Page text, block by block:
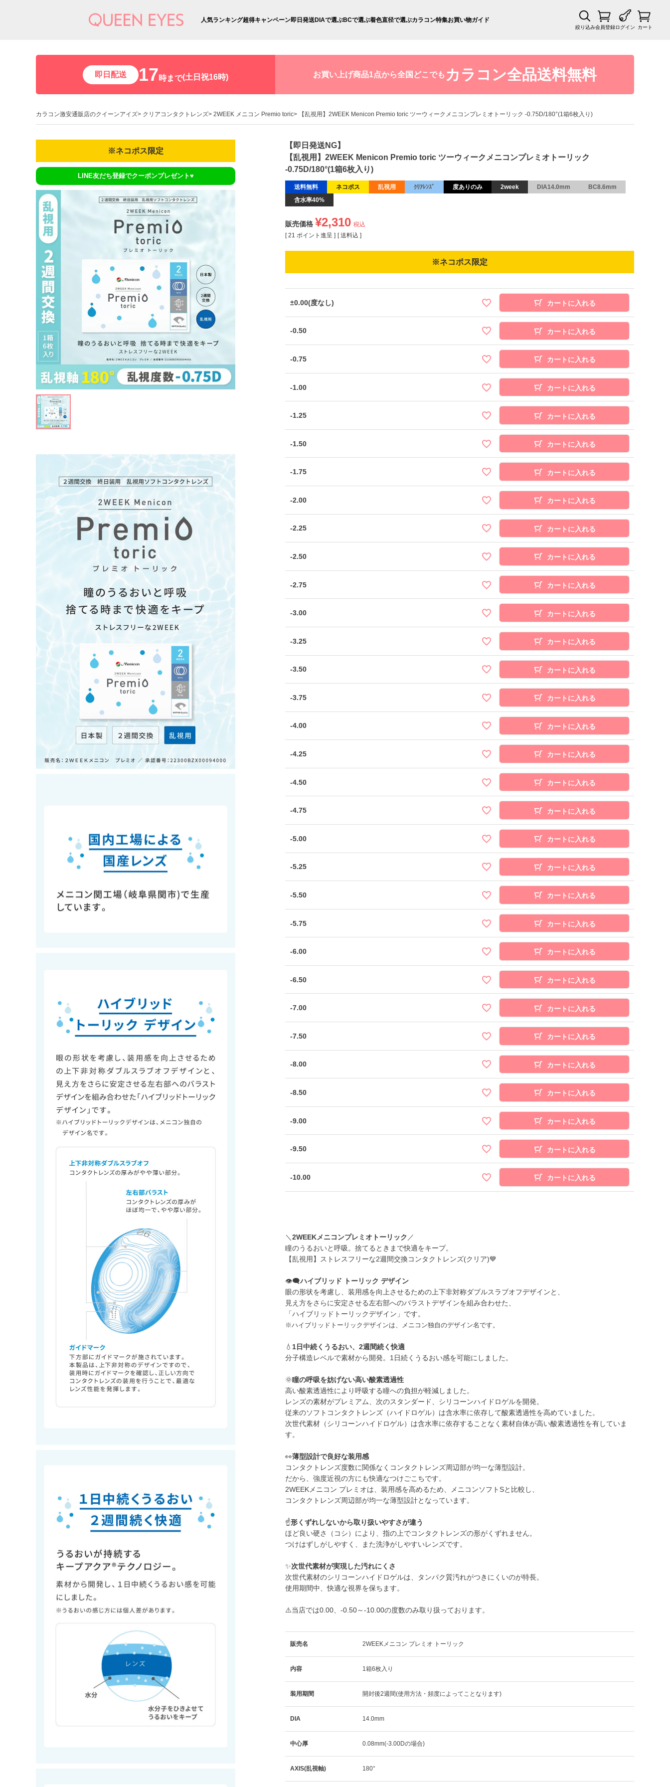
人気ランキング超得キャンペーン即日発送DIAで選ぶBCで選ぶ着色直径で選ぶカラコン特集お買い物ガイド
絞り込み会員登録ログイン カート
即日配送 17時まで(土日祝16時) お買い上げ商品1点から全国どこでも カラコン全品送料無料
カラコン激安通販店のクイーンアイズ クリアコンタクトレンズ 2WEEK メニコン Premio toric 【乱視用】2WEEK Menicon Premio toric ツーウィークメニコンプレミオトーリック -0.75D/180°(1箱6枚入り)
※ネコポス限定
LINE友だち登録でクーポンプレゼント♥
【即日発送NG】
【乱視用】2WEEK Menicon Premio toric ツーウィークメニコンプレミオトーリック
-0.75D/180°(1箱6枚入り)
送料無料 ネコポス 乱視用 ｸﾘｱﾚﾝｽﾞ 度ありのみ 2week DIA14.0mm
BC8.6mm
含水率40%
販売価格 ¥2,310 税込
[ 21 ポイント進呈 ] 送料込
※ネコポス限定
±0.00(度なし) カートに入れる
-0.50 カートに入れる
-0.75 カートに入れる
-1.00 カートに入れる
-1.25 カートに入れる
-1.50 カートに入れる
-1.75 カートに入れる
-2.00 カートに入れる
-2.25 カートに入れる
-2.50 カートに入れる
-2.75 カートに入れる
-3.00 カートに入れる
-3.25 カートに入れる
-3.50 カートに入れる
-3.75 カートに入れる
-4.00 カートに入れる
-4.25 カートに入れる
-4.50 カートに入れる
-4.75 カートに入れる
-5.00 カートに入れる
-5.25 カートに入れる
-5.50 カートに入れる
-5.75 カートに入れる
-6.00 カートに入れる
-6.50 カートに入れる
-7.00 カートに入れる
-7.50 カートに入れる
-8.00 カートに入れる
-8.50 カートに入れる
-9.00 カートに入れる
-9.50 カートに入れる
-10.00 カートに入れる
＼ 2WEEKメニコンプレミオトーリック ／
瞳のうるおいと呼吸。捨てるときまで快適をキープ。
【乱視用】ストレスフリーな2週間交換コンタクトレンズ(クリア)💙
👁️‍🗨️ハイブリッド トーリック デザイン
眼の形状を考慮し、装用感を向上させるための上下非対称ダブルスラブオフデザインと、
見え方をさらに安定させる左右部へのバラストデザインを組み合わせた、
「ハイブリッドトーリックデザイン」です。
※ハイブリッドトーリックデザインは、メニコン独自のデザイン名です。
💧 1日中続くうるおい、2週間続く快適
分子構造レベルで素材から開発。1日続くうるおい感を可能にしました。
🌞瞳の呼吸を妨げない高い酸素透過性
高い酸素透過性により呼吸する瞳への負担が軽減しました。
レンズの素材がプレミアム、次のスタンダード、シリコーンハイドロゲルを開発。
従来のソフトコンタクトレンズ（ハイドロゲル）は含水率に依存して酸素透過性を高めていました。
次世代素材（シリコーンハイドロゲル）は含水率に依存することなく素材自体が高い酸素透過性を有していま
す。
👀薄型設計で良好な装用感
コンタクトレンズ度数に関係なくコンタクトレンズ周辺部が均一な薄型設計。
だから、強度近視の方にも快適なつけごこちです。
2WEEKメニコン プレミオは、装用感を高めるため、メニコンソフトSと比較し、
コンタクトレンズ周辺部が均一な薄型設計となっています。
☝️形くずれしないから取り扱いやすさが違う
ほど良い硬さ（コシ）により、指の上でコンタクトレンズの形がくずれません。
つけはずしがしやすく、また洗浄がしやすいレンズです。
✨次世代素材が実現した汚れにくさ
次世代素材のシリコーンハイドロゲルは、タンパク質汚れがつきにくいのが特長。
使用期間中、快適な視界を保ちます。
⚠️当店では0.00、-0.50～-10.00の度数のみ取り扱っております。
販売名 2WEEKメニコン プレミオ トーリック
内容 1箱6枚入り
装用期間 開封後2週間(使用方法・頻度によってことなります)
DIA 14.0mm
中心厚 0.08mm(-3.00Dの場合)
AXIS(乱視軸) 180°